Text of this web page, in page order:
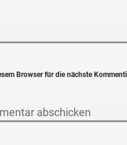
Browser für die nächste